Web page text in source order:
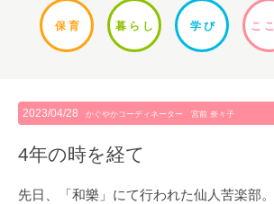
保 育 暮ら し 学 び ここ
2023/04/28 かぐやかコーディネーター 宮前 奈々子
4年の時を経て
先日、「和樂」にて行われた仙人苦楽部。